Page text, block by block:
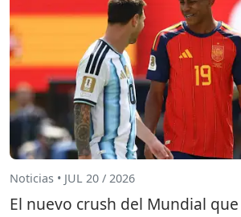
Noticias • JUL 20 / 2026
El nuevo crush del Mundial